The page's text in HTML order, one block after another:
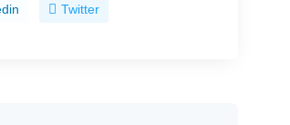
Twitter